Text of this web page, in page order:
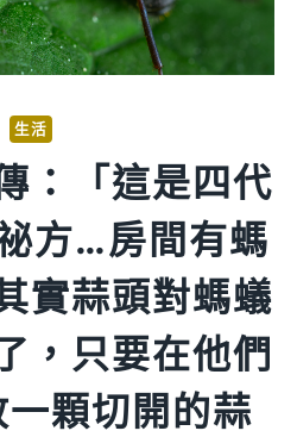
生活
：「這是四代
方…房間有螞
實蒜頭對螞蟻
，只要在他們
顆切開的蒜